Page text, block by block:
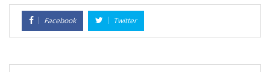
Facebook Twitter